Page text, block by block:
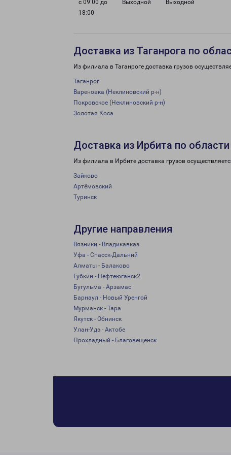
с 09:00 до
18:00
Выходной Выходной
Доставка из Таганрога по
Из филиала в Таганроге доставка грузов
Таганрог
Вареновка (Неклиновский р-н)
Покровское (Неклиновский р-н)
Золотая Коса
Доставка из Ирбита по области
Из филиала в Ирбите доставка грузов
Зайково
Артёмовский
Туринск
Другие направления
Вязники - Владикавказ
Уфа - Спасск-Дальний
Алматы - Балаково
Губкин - Нефтеюганск2
Бугульма - Арзамас
Барнаул - Новый Уренгой
Мурманск - Тара
Якутск - Обнинск
Улан-Удэ - Актобе
Прохладный - Благовещенск